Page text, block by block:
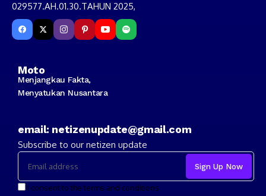
029577.AH.01.30.TAHUN 2025,
Moto
Menjangkau Fakta,
Menyatukan Nusantara
email: netizenupdate@gmail.com
Subscribe to our netizen update
I consent to the terms and conditions